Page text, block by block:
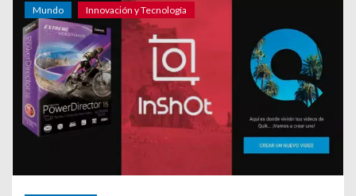
Mundo Innovación y Tecnología